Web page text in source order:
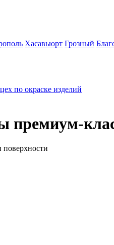
Хасавьюрт Грозный
по окраске изделий
премиум-